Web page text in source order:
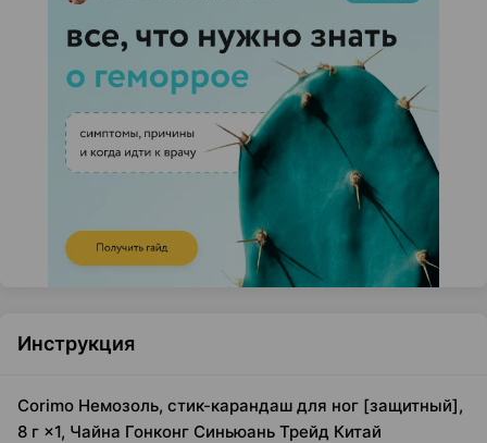
Инструкция
Corimo Немозоль, стик-карандаш для ног [защитный],
8 г ×1, Чайна Гонконг Синьюань Трейд Китай